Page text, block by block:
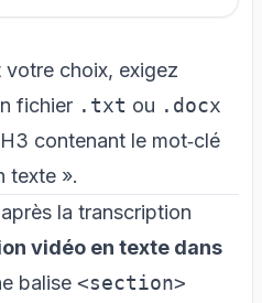
votre choix, exigez
fichier .txt ou .docx
contenant le mot‑clé
texte ».
la transcription
vidéo en texte dans
balise <section>